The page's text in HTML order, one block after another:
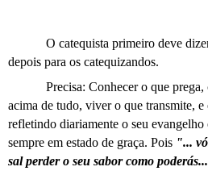
O catequista primeiro deve
depois para os catequizandos.
Precisa: Conhecer o que
acima de tudo, viver o que transmite, e
refletindo diariamente o seu evangelho
sempre em estado de graça. Pois "...
sal perder o seu sabor como